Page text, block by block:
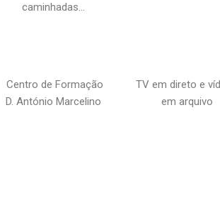
caminhadas…
Centro de Formação
D. António Marcelino
TV em direto e
em arquivo